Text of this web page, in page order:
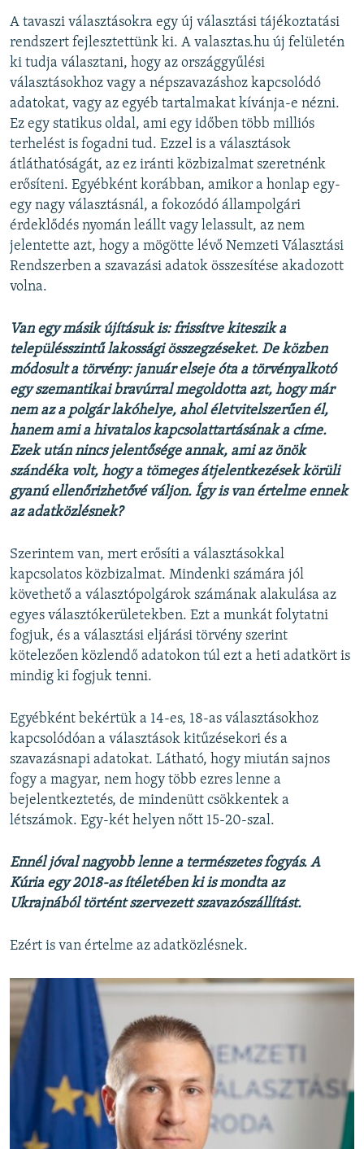
A tavaszi választásokra egy új választási tájékoztatási
rendszert fejlesztettünk ki. A valasztas.hu új felületén
ki tudja választani, hogy az országgyűlési
választásokhoz vagy a népszavazáshoz kapcsolódó
adatokat, vagy az egyéb tartalmakat kívánja-e nézni.
Ez egy statikus oldal, ami egy időben több milliós
terhelést is fogadni tud. Ezzel is a választások
átláthatóságát, az ez iránti közbizalmat szeretnénk
erősíteni. Egyébként korábban, amikor a honlap egy-
egy nagy választásnál, a fokozódó állampolgári
érdeklődés nyomán leállt vagy lelassult, az nem
jelentette azt, hogy a mögötte lévő Nemzeti Választási
Rendszerben a szavazási adatok összesítése akadozott
volna.
Van egy másik újításuk is: frissítve kiteszik a
településszintű lakossági összegzéseket. De közben
módosult a törvény: január elseje óta a törvényalkotó
egy szemantikai bravúrral megoldotta azt, hogy már
nem az a polgár lakóhelye, ahol életvitelszerűen él,
hanem ami a hivatalos kapcsolattartásának a címe.
Ezek után nincs jelentősége annak, ami az önök
szándéka volt, hogy a tömeges átjelentkezések körüli
gyanú ellenőrizhetővé váljon. Így is van értelme ennek
az adatközlésnek?
Szerintem van, mert erősíti a választásokkal
kapcsolatos közbizalmat. Mindenki számára jól
követhető a választópolgárok számának alakulása az
egyes választókerületekben. Ezt a munkát folytatni
fogjuk, és a választási eljárási törvény szerint
kötelezően közlendő adatokon túl ezt a heti adatkört is
mindig ki fogjuk tenni.
Egyébként bekértük a 14-es, 18-as választásokhoz
kapcsolódóan a választások kitűzésekori és a
szavazásnapi adatokat. Látható, hogy miután sajnos
fogy a magyar, nem hogy több ezres lenne a
bejelentkeztetés, de mindenütt csökkentek a
létszámok. Egy-két helyen nőtt 15-20-szal.
Ennél jóval nagyobb lenne a természetes fogyás. A
Kúria egy 2018-as ítéletében ki is mondta az
Ukrajnából történt szervezett szavazószállítást.
Ezért is van értelme az adatközlésnek.